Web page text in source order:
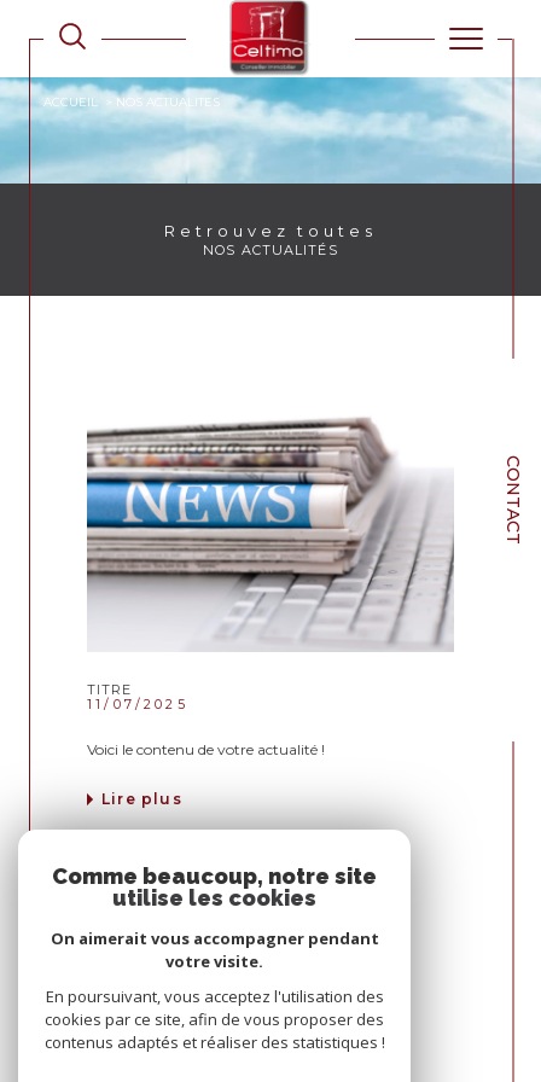
CONTACT
ACCUEIL NOS ACTUALITES
Retrouvez toutes
NOS ACTUALITÉS
TITRE
11/07/2025
Voici le contenu de votre actualité !
lire plus
Comme beaucoup, notre site
utilise les cookies
On aimerait vous accompagner pendant
votre visite.
En poursuivant, vous acceptez l'utilisation des
cookies par ce site, afin de vous proposer des
contenus adaptés et réaliser des statistiques !